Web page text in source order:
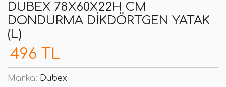
DUBEX 78X60X22H CM
DONDURMA DIKDÖRTGEN YATAK
(L)
496 TL
Marka: Dubex